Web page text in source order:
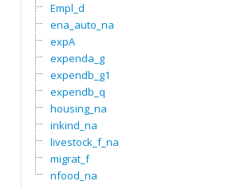
Empl_d
ena_auto_na
expA
expenda_g
expendb_g1
expendb_q
housing_na
inkind_na
livestock_f_na
migrat_f
nfood_na